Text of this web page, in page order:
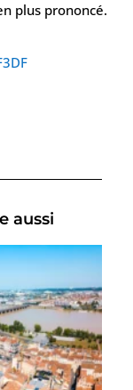
plus prononcé.
aussi